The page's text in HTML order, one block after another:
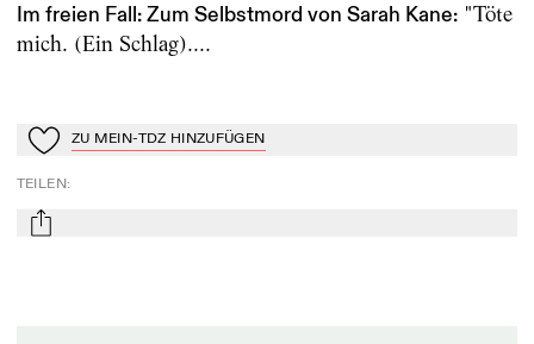
Im freien Fall: Zum Selbstmord von Sarah Kane:"Töte
mich. (Ein Schlag)....
Zu Mein-TdZ hinzufügen
ZU MEIN-TDZ HINZUFÜGEN
TEILEN:
mail